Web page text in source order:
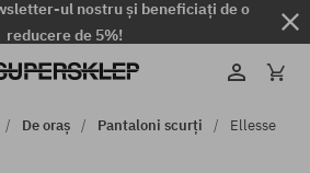
ul nostru și beneficiați de o
reducere de 5%!
De oraș Pantaloni scurți Ellesse